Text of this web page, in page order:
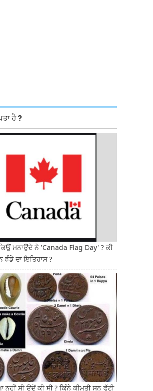
ਹੈ ?
ਮਨਾਉਂਦੇ ਨੇ 'Canada Flag Day' ? ਕੀ
ਝੰਡੇ ਦਾ ਇਤਿਹਾਸ ?
ਸੀ ਉਦੋਂ ਕੀ ਸੀ ? ਕਿੰਨੇ ਕੀਮਤੀ ਸਨ ਫੁੱਟੀ